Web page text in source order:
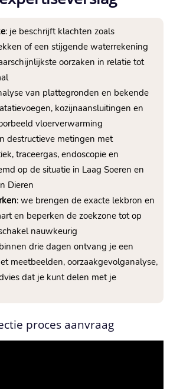
: je beschrijft klachten zoals
of een stijgende waterrekening
oorzaken in relatie tot
van plattegronden en bekende
kozijnaansluitingen en
vloerverwarming
destructieve metingen met
traceergas, endoscopie en
op de situatie in Laag Soeren en
Dieren
: we brengen de exacte lekbron en
en beperken de zoekzone tot op
nauwkeurig
drie dagen ontvang je een
meetbeelden, oorzaakgevolganalyse,
dat je kunt delen met je
proces aanvraag